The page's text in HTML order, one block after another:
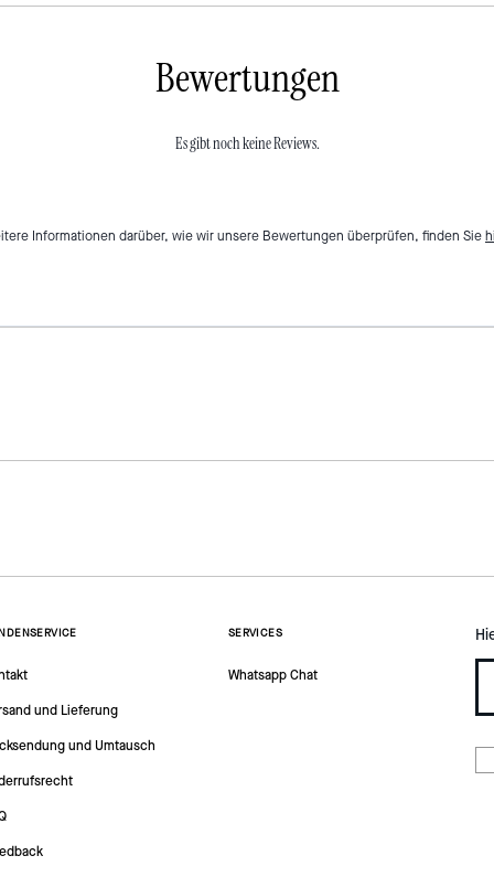
Bewertungen
Es gibt noch keine Reviews.
Informationen darüber, wie wir unsere Bewertungen überprüfen, finden Sie
und Lieferung
und Umtausch
SERVICES
Whatsapp Chat